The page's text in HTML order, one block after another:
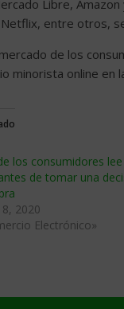
Libre,
entre otros,
de los
minorista online en
los consumidores
de tomar una
2020
Electrónico»